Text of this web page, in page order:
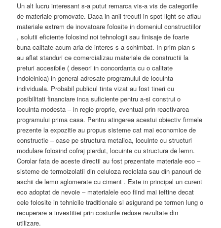
Un alt lucru interesant s-a putut remarca vis-a vis de categoriile
de materiale promovate. Daca in anii trecuti in spot-light se aflau
materiale extrem de inovatoare folosite in domeniul constructiilor
, solutii eficiente folosind noi tehnologii sau finisaje de foarte
buna calitate acum aria de interes s-a schimbat. In prim plan s-
au aflat standuri ce comercializau materiale de constructii la
preturi accesibile ( deseori in concordanta cu o calitate
indoielnica) in general adresate programului de locuinta
individuala. Probabil publicul tinta vizat au fost tineri cu
posibilitati financiare inca suficiente pentru a-si construi o
locuinta modesta – in regie proprie, eventual prin reactivarea
programului prima casa. Pentru atingerea acestui obiectiv firmele
prezente la expozitie au propus sisteme cat mai economice de
constructie – case pe structura metalica, locuinte cu structuri
modulare folosind cofraj pierdut, locuinte cu structura de lemn.
Corolar fata de aceste directii au fost prezentate materiale eco –
sisteme de termoizolatii din celuloza reciclata sau din panouri de
aschii de lemn aglomerate cu ciment . Este in principal un curent
eco adoptat de nevoie – materialele eco fiind mai ieftine decat
cele folosite in tehnicile traditionale si asigurand pe termen lung o
recuperare a investitiei prin costurile reduse rezultate din
utilizare.